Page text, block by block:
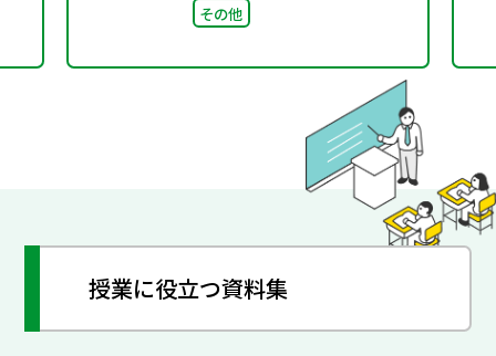
その他
授業に役立つ資料集